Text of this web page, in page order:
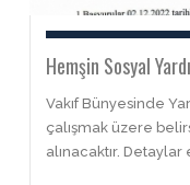
Hemşin Sosyal
Vakıf Bünyesinde
çalışmak üzere
alınacaktır.